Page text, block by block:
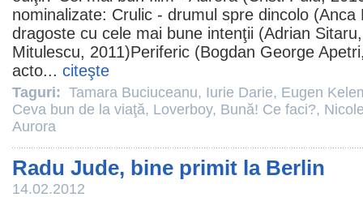
nominalizate: Crulic - drumul spre dincolo (Anca
dragoste cu cele mai bune intenţii (Adrian
Mitulescu, 2011)Periferic (Bogdan George
acto... citeşte
Taguri: Tamara Buciuceanu, Iurie Darie, Eugen
Ceva bun de la viaţă, Loverboy, Bună! Ce faci?,
Aurora
Radu Jude, bine primit la Berlin
14.02.2012